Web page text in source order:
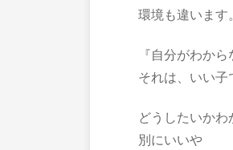
環境も違います
『自分がわから
それは、いい子
どうしたいかわ
別にいいや